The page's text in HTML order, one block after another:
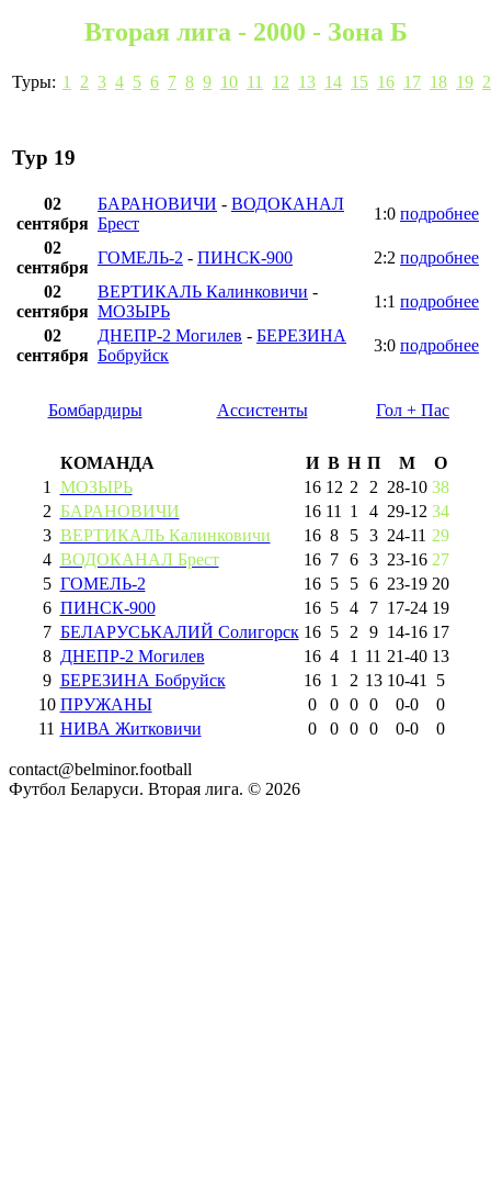
Вторая лига - 2000 - Зона Б
Туры: 1 2 3 4 5 6 7 8 9 10 11 12 13 14 15 16 17 18 19
Тур 19
02
сентября
БАРАНОВИЧИ - ВОДОКАНАЛ
Брест
1:0 подробнее
02
сентября
ГОМЕЛЬ-2 - ПИНСК-900 2:2 подробнее
02
сентября
ВЕРТИКАЛЬ Калинковичи -
МОЗЫРЬ
1:1 подробнее
02
сентября
ДНЕПР-2 Могилев - БЕРЕЗИНА
Бобруйск
3:0 подробнее
Бомбардиры Ассистенты Гол + Пас
КОМАНДА И В Н П М
О
1
МОЗЫРЬ 16 12 2 2 28-10 38
2 БАРАНОВИЧИ 16 11 1 4 29-12 34
3 ВЕРТИКАЛЬ Калинковичи 16 8 5 3 24-11 29
4 ВОДОКАНАЛ Брест 16 7 6 3 23-16 27
5 ГОМЕЛЬ-2 16 5 5 6 23-19 20
6 ПИНСК-900 16 5 4 7 17-24 19
7 БЕЛАРУСЬКАЛИЙ Солигорск 16 5 2 9 14-16 17
8 ДНЕПР-2 Могилев 16 4 1 11 21-40 13
9 БЕРЕЗИНА Бобруйск 16 1 2 13 10-41
5
10 ПРУЖАНЫ 0 0 0 0 0-0
0
11 НИВА Житковичи 0 0 0 0 0-0 0
contact@belminor.football
Футбол Беларуси. Вторая лига. © 2026